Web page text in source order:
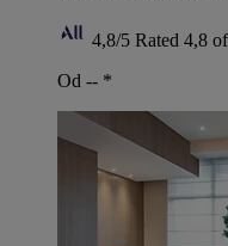
4,8/5 Rated 4,8
Od -- *